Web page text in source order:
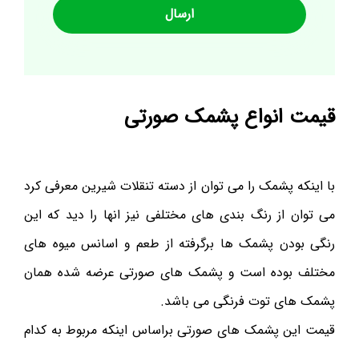
قیمت انواع پشمک صورتی
با اینکه پشمک را می توان از دسته تنقلات شیرین معرفی کرد
می توان از رنگ بندی های مختلفی نیز انها را دید که این
رنگی بودن پشمک ها برگرفته از طعم و اسانس میوه های
مختلف بوده است و پشمک های صورتی عرضه شده همان
پشمک های توت فرنگی می باشد.
قیمت این پشمک های صورتی براساس اینکه مربوط به کدام